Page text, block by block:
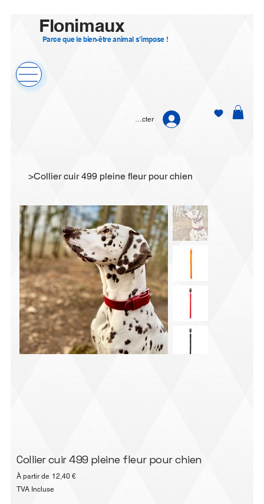
Flonimaux
Parce que le bien-être animal s’impose !
Se connecter
>Collier cuir 499 pleine fleur pour chien
Collier cuir 499 pleine fleur pour chien
À partir de Prix
12,40 €
TVA Incluse